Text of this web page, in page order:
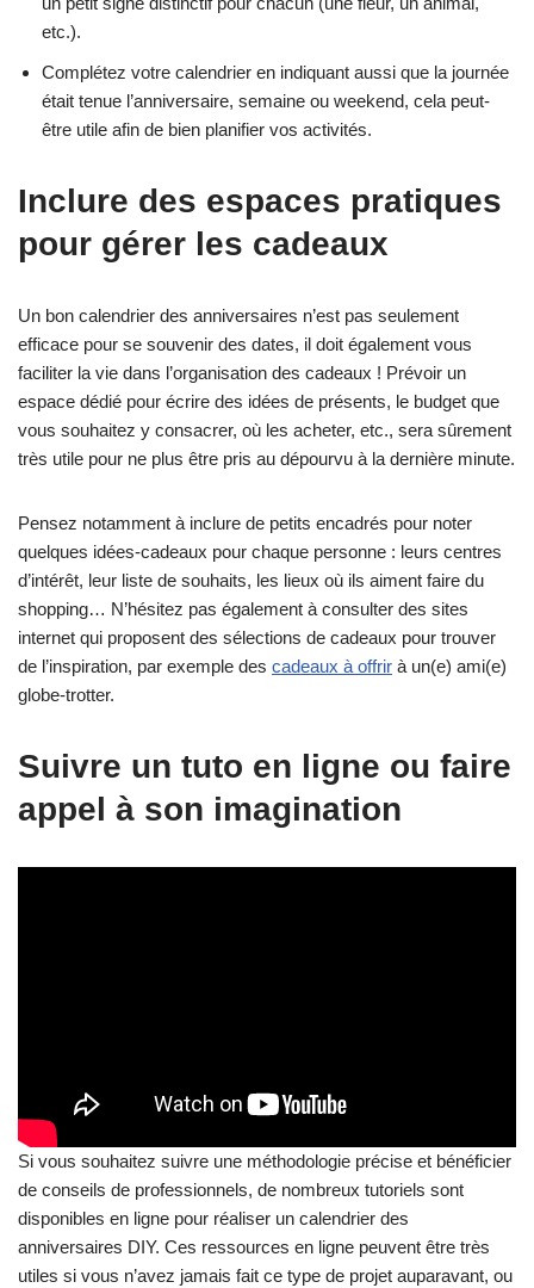
etc.).
Complétez votre calendrier en indiquant aussi que la journée
était tenue l’anniversaire, semaine ou weekend, cela peut-
être utile afin de bien planifier vos activités.
Inclure des espaces pratiques
pour gérer les cadeaux
Un bon calendrier des anniversaires n’est pas seulement
efficace pour se souvenir des dates, il doit également vous
faciliter la vie dans l’organisation des cadeaux ! Prévoir un
espace dédié pour écrire des idées de présents, le budget que
vous souhaitez y consacrer, où les acheter, etc., sera sûrement
très utile pour ne plus être pris au dépourvu à la dernière minute.
Pensez notamment à inclure de petits encadrés pour noter
quelques idées-cadeaux pour chaque personne : leurs centres
d’intérêt, leur liste de souhaits, les lieux où ils aiment faire du
shopping… N’hésitez pas également à consulter des sites
internet qui proposent des sélections de cadeaux pour trouver
de l’inspiration, par exemple des cadeaux à offrir à un(e) ami(e)
globe-trotter.
Suivre un tuto en ligne ou faire
appel à son imagination
Si vous souhaitez suivre une méthodologie précise et bénéficier
de conseils de professionnels, de nombreux tutoriels sont
disponibles en ligne pour réaliser un calendrier des
anniversaires DIY. Ces ressources en ligne peuvent être très
utiles si vous n’avez jamais fait ce type de projet auparavant, ou